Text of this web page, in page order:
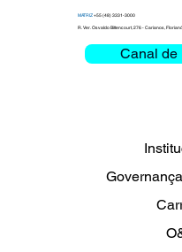
Clemar
MATRIZ+55 (48) 3331-3000
R. Ver. Osvaldo Bittencourt, 276 - Carianos,
Canal de